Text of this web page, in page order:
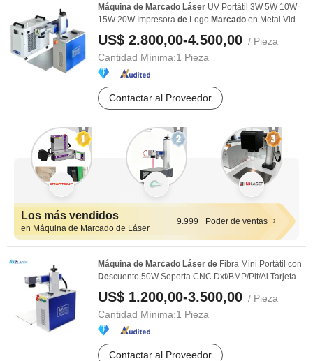
Máquina de Marcado Láser UV Portátil 3W 5W 10W
15W 20W Impresora de Logo Marcado en Metal Vidrio
US$ 2.800,00-4.500,00 / Pieza
Cantidad Mínima:1 Pieza
Contactar al Proveedor
Los más vendidos
en Máquina de Marcado de Láser
9.999+ Poder de ventas
Máquina de Marcado Láser de Fibra Mini Portátil con
Descuento 50W Soporta CNC Dxf/BMP/Plt/Ai Tarjeta ...
US$ 1.200,00-3.500,00 / Pieza
Cantidad Mínima:1 Pieza
Contactar al Proveedor